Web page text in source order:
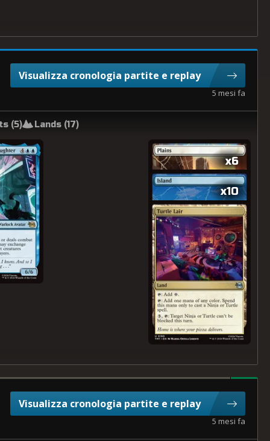
Visualizza cronologia partite e replay
5 mesi fa
(5) Lands (17)
x6
x10
Visualizza cronologia partite e replay
5 mesi fa